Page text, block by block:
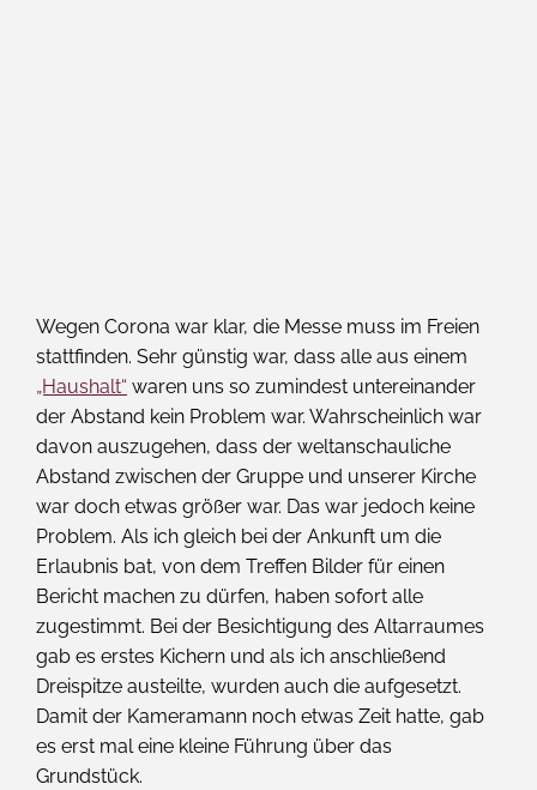
Wegen Corona war klar, die Messe muss im Freien
stattfinden. Sehr günstig war, dass alle aus einem
„Haushalt“ waren uns so zumindest untereinander
der Abstand kein Problem war. Wahrscheinlich war
davon auszugehen, dass der weltanschauliche
Abstand zwischen der Gruppe und unserer Kirche
war doch etwas größer war. Das war jedoch keine
Problem. Als ich gleich bei der Ankunft um die
Erlaubnis bat, von dem Treffen Bilder für einen
Bericht machen zu dürfen, haben sofort alle
zugestimmt. Bei der Besichtigung des Altarraumes
gab es erstes Kichern und als ich anschließend
Dreispitze austeilte, wurden auch die aufgesetzt.
Damit der Kameramann noch etwas Zeit hatte, gab
es erst mal eine kleine Führung über das
Grundstück.